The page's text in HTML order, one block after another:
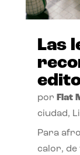
Las
por Flat
ciudad,
Para
calor, de